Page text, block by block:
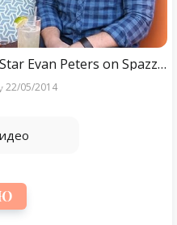
'X-Men: Days of Future Past' Star Evan Peters on Spazzing Out as Quicksilver
22/05/2014